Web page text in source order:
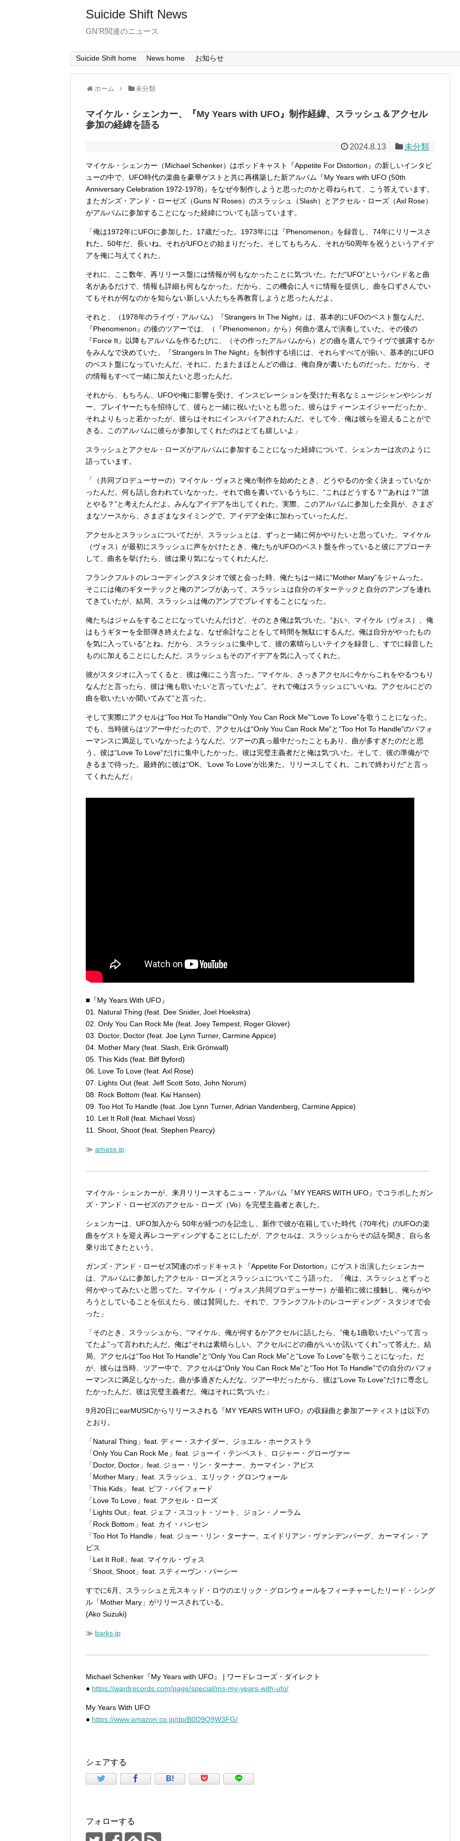
Suicide Shift News
GN'R関連のニュース
Suicide Shift home News home お知らせ
ホーム 未分類
マイケル・シェンカー、『My Years with UFO』制作経緯、スラッシュ＆アクセル
参加の経緯を語る
2024.8.13 未分類
マイケル・シェンカー（Michael Schenker）はポッドキャスト『Appetite For Distortion』の新しいインタビ
ューの中で、UFO時代の楽曲を豪華ゲストと共に再構築した新アルバム『My Years with UFO (50th
Anniversary Celebration 1972-1978)』をなぜ今制作しようと思ったのかと尋ねられて、こう答えています。
またガンズ・アンド・ローゼズ（Guns N’ Roses）のスラッシュ（Slash）とアクセル・ローズ（Axl Rose）
がアルバムに参加することになった経緯についても語っています。
「俺は1972年にUFOに参加した。17歳だった。1973年には『Phenomenon』を録音し、74年にリリースさ
れた。50年だ、長いね。それがUFOとの始まりだった。そしてもちろん、それが50周年を祝うというアイデ
アを俺に与えてくれた。
それに、ここ数年、再リリース盤には情報が何もなかったことに気づいた。ただ“UFO”というバンド名と曲
名があるだけで、情報も詳細も何もなかった。だから、この機会に人々に情報を提供し、曲を口ずさんでい
てもそれが何なのかを知らない新しい人たちを再教育しようと思ったんだよ。
それと、（1978年のライヴ・アルバム）『Strangers In The Night』は、基本的にUFOのベスト盤なんだ。
『Phenomenon』の後のツアーでは、（『Phenomenon』から）何曲か選んで演奏していた。その後の
『Force It』以降もアルバムを作るたびに、（その作ったアルバムから）どの曲を選んでライヴで披露するか
をみんなで決めていた。『Strangers In The Night』を制作する頃には、それらすべてが揃い、基本的にUFO
のベスト盤になっていたんだ。それに、たまたまほとんどの曲は、俺自身が書いたものだった。だから、そ
の情報もすべて一緒に加えたいと思ったんだ。
それから、もちろん、UFOや俺に影響を受け、インスピレーションを受けた有名なミュージシャンやシンガ
ー、プレイヤーたちを招待して、彼らと一緒に祝いたいとも思った。彼らはティーンエイジャーだったか、
それよりもっと若かったが、彼らはそれにインスパイアされたんだ。そして今、俺は彼らを迎えることがで
きる。このアルバムに彼らが参加してくれたのはとても嬉しいよ」
スラッシュとアクセル・ローズがアルバムに参加することになった経緯について、シェンカーは次のように
語っています。
「（共同プロデューサーの）マイケル・ヴォスと俺が制作を始めたとき、どうやるのか全く決まっていなか
ったんだ。何も話し合われていなかった。それで曲を書いているうちに、“これはどうする？”“あれは？”“誰
とやる？”と考えたんだよ。みんなアイデアを出してくれた。実際、このアルバムに参加した全員が、さまざ
まなソースから、さまざまなタイミングで、アイデア全体に加わっていったんだ。
アクセルとスラッシュについてだが、スラッシュとは、ずっと一緒に何かやりたいと思っていた。マイケル
（ヴォス）が最初にスラッシュに声をかけたとき、俺たちがUFOのベスト盤を作っていると彼にアプローチ
して、曲名を挙げたら、彼は乗り気になってくれたんだ。
フランクフルトのレコーディングスタジオで彼と会った時、俺たちは一緒に“Mother Mary”をジャムった。
そこには俺のギターテックと俺のアンプがあって、スラッシュは自分のギターテックと自分のアンプを連れ
てきていたが、結局、スラッシュは俺のアンプでプレイすることになった。
俺たちはジャムをすることになっていたんだけど、そのとき俺は気づいた。“おい、マイケル（ヴォス）、俺
はもうギターを全部弾き終えたよな。なぜ余計なことをして時間を無駄にするんだ。俺は自分がやったもの
を気に入っている”とね。だから、スラッシュに集中して、彼の素晴らしいテイクを録音し、すでに録音した
ものに加えることにしたんだ。スラッシュもそのアイデアを気に入ってくれた。
彼がスタジオに入ってくると、彼は俺にこう言った。“マイケル、さっきアクセルに今からこれをやるつもり
なんだと言ったら、彼は‘俺も歌いたい’と言っていたよ”。それで俺はスラッシュに“いいね。アクセルにどの
曲を歌いたいか聞いてみて”と言った。
そして実際にアクセルは“Too Hot To Handle”“Only You Can Rock Me”“Love To Love”を歌うことになった。
でも、当時彼らはツアー中だったので、アクセルは“Only You Can Rock Me”と“Too Hot To Handle”のパフォ
ーマンスに満足していなかったようなんだ。ツアーの真っ最中だったこともあり、曲が多すぎたのだと思
う。彼は“Love To Love”だけに集中したかった。彼は完璧主義者だと俺は気づいた。そして、彼の準備がで
きるまで待った。最終的に彼は“OK、‘Love To Love’が出来た。リリースしてくれ。これで終わりだ”と言っ
てくれたんだ」
■『My Years With UFO』
01. Natural Thing (feat. Dee Snider, Joel Hoekstra)
02. Only You Can Rock Me (feat. Joey Tempest, Roger Glover)
03. Doctor, Doctor (feat. Joe Lynn Turner, Carmine Appice)
04. Mother Mary (feat. Slash, Erik Grönwall)
05. This Kids (feat. Biff Byford)
06. Love To Love (feat. Axl Rose)
07. Lights Out (feat. Jeff Scott Soto, John Norum)
08. Rock Bottom (feat. Kai Hansen)
09. Too Hot To Handle (feat. Joe Lynn Turner, Adrian Vandenberg, Carmine Appice)
10. Let It Roll (feat. Michael Voss)
11. Shoot, Shoot (feat. Stephen Pearcy)
≫ amass.jp
マイケル・シェンカーが、来月リリースするニュー・アルバム『MY YEARS WITH UFO』でコラボしたガン
ズ・アンド・ローゼズのアクセル・ローズ（Vo）を完璧主義者と表した。
シェンカーは、UFO加入から 50年が経つのを記念し、新作で彼が在籍していた時代（70年代）のUFOの楽
曲をゲストを迎え再レコーディングすることにしたが、アクセルは、スラッシュからその話を聞き、自ら名
乗り出てきたという。
ガンズ・アンド・ローゼズ関連のポッドキャスト『Appetite For Distortion』にゲスト出演したシェンカー
は、アルバムに参加したアクセル・ローズとスラッシュについてこう語った。「俺は、スラッシュとずっと
何かやってみたいと思ってた。マイケル（・ヴォス／共同プロデューサー）が最初に彼に接触し、俺らがや
ろうとしていることを伝えたら、彼は賛同した。それで、フランクフルトのレコーディング・スタジオで会
った」
「そのとき、スラッシュから、“マイケル、俺が何するかアクセルに話したら、”俺も1曲歌いたい“って言っ
てたよ”って言われたんだ。俺は“それは素晴らしい。アクセルにどの曲がいいか訊いてくれ”って答えた。結
局、アクセルは“Too Hot To Handle”と“Only You Can Rock Me”と“Love To Love”を歌うことになった。だ
が、彼らは当時、ツアー中で、アクセルは“Only You Can Rock Me”と“Too Hot To Handle”での自分のパフォ
ーマンスに満足しなかった。曲が多過ぎたんだな。ツアー中だったから、彼は“Love To Love”だけに専念し
たかったんだ。彼は完璧主義者だ。俺はそれに気づいた」
9月20日にearMUSICからリリースされる『MY YEARS WITH UFO』の収録曲と参加アーティストは以下の
とおり。
「Natural Thing」feat. ディー・スナイダー、ジョエル・ホークストラ
「Only You Can Rock Me」feat. ジョーイ・テンペスト、ロジャー・グローヴァー
「Doctor, Doctor」feat. ジョー・リン・ターナー、カーマイン・アピス
「Mother Mary」feat. スラッシュ、エリック・グロンウォール
「This Kids」 feat. ビフ・バイフォード
「Love To Love」feat. アクセル・ローズ
「Lights Out」feat. ジェフ・スコット・ソート、ジョン・ノーラム
「Rock Bottom」feat. カイ・ハンセン
「Too Hot To Handle」feat. ジョー・リン・ターナー、エイドリアン・ヴァンデンバーグ、カーマイン・ア
ピス
「Let It Roll」feat. マイケル・ヴォス
「Shoot, Shoot」feat. スティーヴン・パーシー
すでに6月、スラッシュと元スキッド・ロウのエリック・グロンウォールをフィーチャーしたリード・シング
ル「Mother Mary」がリリースされている。
(Ako Suzuki)
≫ barks.jp
Michael Schenker『My Years with UFO』 | ワードレコーズ・ダイレクト
● https://wardrecords.com/page/special/ms-my-years-with-ufo/
My Years With UFO
● https://www.amazon.co.jp/dp/B0D9Q9W3FG/
シェアする
フォローする